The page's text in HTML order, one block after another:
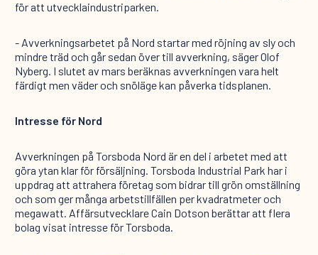
för att utvecklaindustriparken.
- Avverkningsarbetet på Nord startar med röjning av sly och
mindre träd och går sedan över till avverkning, säger Olof
Nyberg. I slutet av mars beräknas avverkningen vara helt
färdigt men väder och snöläge kan påverka tidsplanen.
Intresse för Nord
Avverkningen på Torsboda Nord är en del i arbetet med att
göra ytan klar för försäljning. Torsboda Industrial Park har i
uppdrag att attrahera företag som bidrar till grön omställning
och som ger många arbetstillfällen per kvadratmeter och
megawatt. Affärsutvecklare Cain Dotson berättar att flera
bolag visat intresse för Torsboda.